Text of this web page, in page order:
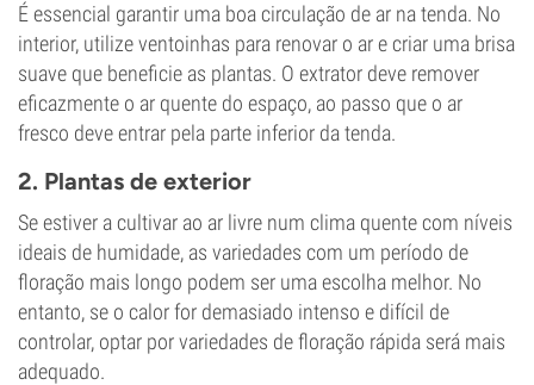
É essencial garantir uma boa circulação de ar na tenda. No
interior, utilize ventoinhas para renovar o ar e criar uma brisa
suave que beneficie as plantas. O extrator deve remover
eficazmente o ar quente do espaço, ao passo que o ar
fresco deve entrar pela parte inferior da tenda.
2. Plantas de exterior
Se estiver a cultivar ao ar livre num clima quente com níveis
ideais de humidade, as variedades com um período de
floração mais longo podem ser uma escolha melhor. No
entanto, se o calor for demasiado intenso e difícil de
controlar, optar por variedades de floração rápida será mais
adequado.